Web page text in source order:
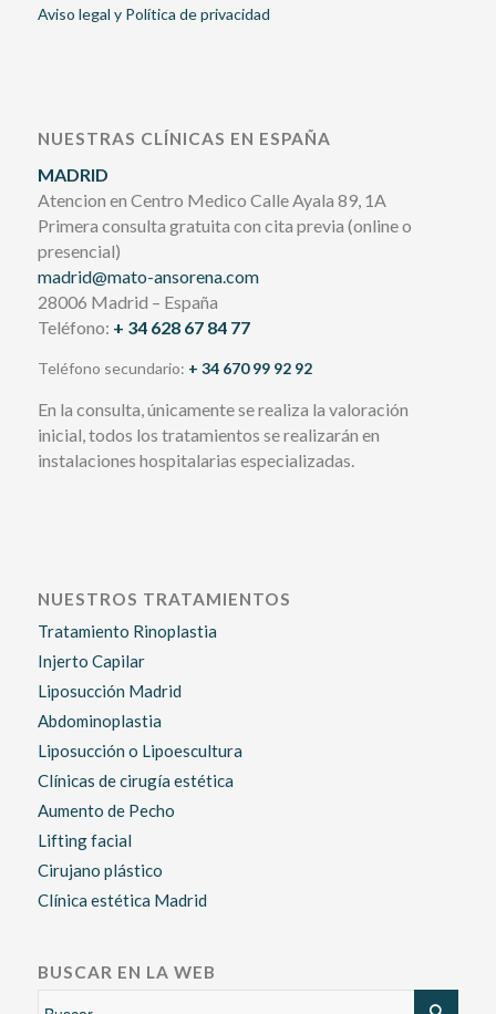
Aviso legal y Política de privacidad
NUESTRAS CLÍNICAS EN ESPAÑA
MADRID
Atencion en Centro Medico Calle Ayala 89, 1A
Primera consulta gratuita con cita previa (online o
presencial)
madrid@mato-ansorena.com
28006 Madrid – España
Teléfono: + 34 628 67 84 77
Teléfono secundario: + 34 670 99 92 92
En la consulta, únicamente se realiza la valoración
inicial, todos los tratamientos se realizarán en
instalaciones hospitalarias especializadas.
NUESTROS TRATAMIENTOS
Tratamiento Rinoplastia
Injerto Capilar
Liposucción Madrid
Abdominoplastia
Liposucción o Lipoescultura
Clínicas de cirugía estética
Aumento de Pecho
Lifting facial
Cirujano plástico
Clínica estética Madrid
BUSCAR EN LA WEB